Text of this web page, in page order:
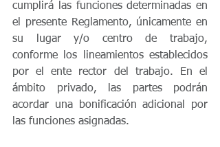
cumplirá las funciones determinadas en
el presente Reglamento, únicamente en
su lugar y/o centro de trabajo,
conforme los lineamientos establecidos
por el ente rector del trabajo. En el
ámbito privado, las partes podrán
acordar una bonificación adicional por
las funciones asignadas.